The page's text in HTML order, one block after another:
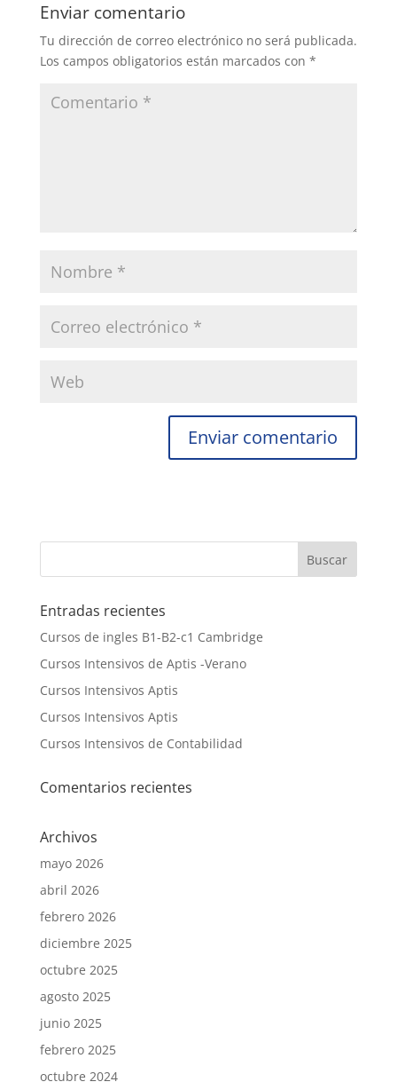
Enviar comentario
Tu dirección de correo electrónico no será publicada.
Los campos obligatorios están marcados con *
Entradas recientes
Cursos de ingles B1-B2-c1 Cambridge
Cursos Intensivos de Aptis -Verano
Cursos Intensivos Aptis
Cursos Intensivos Aptis
Cursos Intensivos de Contabilidad
Comentarios recientes
Archivos
mayo 2026
abril 2026
febrero 2026
diciembre 2025
octubre 2025
agosto 2025
junio 2025
febrero 2025
octubre 2024